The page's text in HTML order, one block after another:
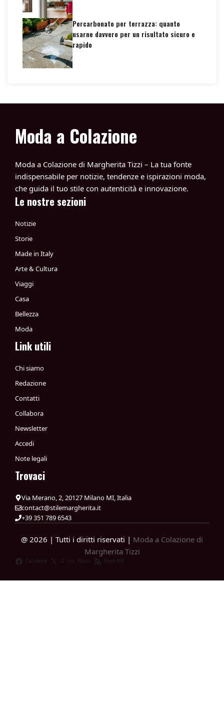
Percarbonato per terrazza: quanto
usarne davvero per un risultato sicuro e
rapido
Moda a Colazione
Moda a Colazione di Margherita Tizzi – La tua fonte
indispensabile per notizie, tendenze e ispirazioni moda,
che guida il tuo stile con autenticità e innovazione.
Le nostre sezioni
Notizie
Storie
Made in Italy
Arte & Cultura
Viaggi
Casa
Bellezza
Moda
Link utili
Chi siamo
Redazione
Contatti
Collabora
Newsletter
Accedi
Note legali
Trovaci
Via Merano, 2, 20127 Milano MI, Italia
contact@stilemargherita.it
+39 351 789 6543
@ 2026 | Tutti i diritti riservati | Moda a Colazione di
Margherita Tizzi
Facebook X News Feed RSS